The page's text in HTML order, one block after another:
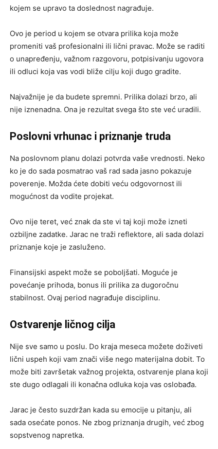
kojem se upravo ta doslednost nagrađuje.
Ovo je period u kojem se otvara prilika koja može
promeniti vaš profesionalni ili lični pravac. Može se raditi
o unapređenju, važnom razgovoru, potpisivanju ugovora
ili odluci koja vas vodi bliže cilju koji dugo gradite.
Najvažnije je da budete spremni. Prilika dolazi brzo, ali
nije iznenadna. Ona je rezultat svega što ste već uradili.
Poslovni vrhunac i priznanje truda
Na poslovnom planu dolazi potvrda vaše vrednosti. Neko
ko je do sada posmatrao vaš rad sada jasno pokazuje
poverenje. Možda ćete dobiti veću odgovornost ili
mogućnost da vodite projekat.
Ovo nije teret, već znak da ste vi taj koji može izneti
ozbiljne zadatke. Jarac ne traži reflektore, ali sada dolazi
priznanje koje je zasluženo.
Finansijski aspekt može se poboljšati. Moguće je
povećanje prihoda, bonus ili prilika za dugoročnu
stabilnost. Ovaj period nagrađuje disciplinu.
Ostvarenje ličnog cilja
Nije sve samo u poslu. Do kraja meseca možete doživeti
lični uspeh koji vam znači više nego materijalna dobit. To
može biti završetak važnog projekta, ostvarenje plana koji
ste dugo odlagali ili konačna odluka koja vas oslobađa.
Jarac je često suzdržan kada su emocije u pitanju, ali
sada osećate ponos. Ne zbog priznanja drugih, već zbog
sopstvenog napretka.